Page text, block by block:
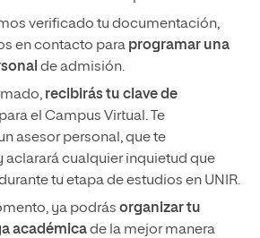
verificado tu documentación,
en contacto para programar una
de admisión.
recibirás tu clave de
el Campus Virtual. Te
asesor personal, que te
aclarará cualquier inquietud que
tu etapa de estudios en UNIR.
ya podrás organizar tu
académicade la mejor manera